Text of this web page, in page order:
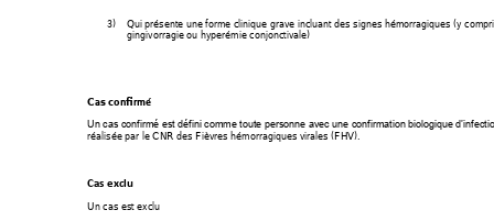
3) Qui présente une forme clinique grave incluant des signes hémorragiques (y
gingivorragie ou hyperémie conjonctivale)
Cas confirmé
Un cas confirmé est défini comme toute personne avec une confirmation biologique
réalisée par le CNR des Fièvres hémorragiques virales (FHV).
Cas exclu
Un cas est exclu